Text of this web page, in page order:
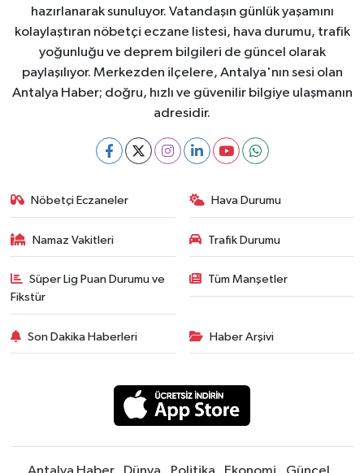
hazırlanarak sunuluyor. Vatandaşın günlük yaşamını
kolaylaştıran nöbetçi eczane listesi, hava durumu, trafik
yoğunluğu ve deprem bilgileri de güncel olarak
paylaşılıyor. Merkezden ilçelere, Antalya'nın sesi olan
Antalya Haber; doğru, hızlı ve güvenilir bilgiye ulaşmanın
adresidir.
Nöbetçi Eczaneler Hava Durumu
Namaz Vakitleri Trafik Durumu
Süper Lig Puan Durumu ve
Fikstür
Tüm Manşetler
Son Dakika Haberleri Haber Arşivi